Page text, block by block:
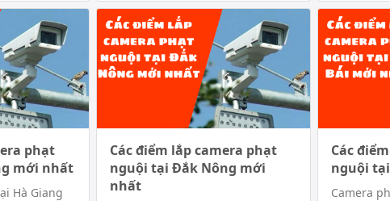
phạt
mới nhất
Hà Giang
Các điểm lắp camera phạt
nguội tại Đắk Nông mới
nhất
Các
nguội
Camera